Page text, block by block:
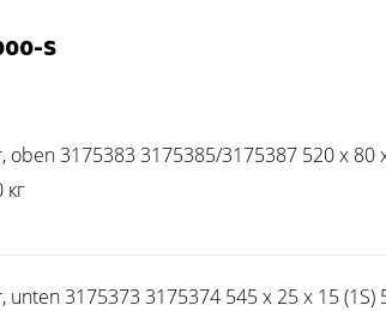
S
oben 3175383 3175385/3175387 520 x 80
3175373 3175374 545 x 25 x 15 (1S)